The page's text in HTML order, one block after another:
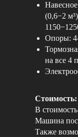
(0,6−2
Опоры:
на все 4
Стоимость:
В
Машина
Также